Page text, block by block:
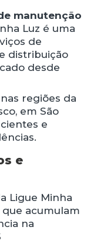
manutenção
Luz é uma
de
distribuição
desde
regiões da
em São
e
e
Ligue Minha
acumulam
na